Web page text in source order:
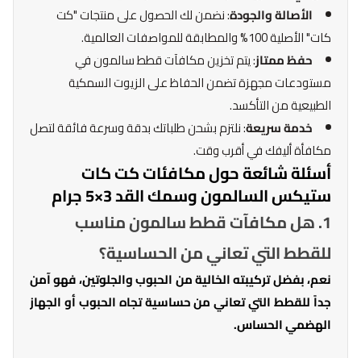
الأصالة والجودة: نضمن لك الحصول على منتجات "كت
كات" الأصلية 100% والمطابقة للمواصفات العالمية.
حفظ ممتاز: يتم تخزين مكافآت قطط سالمون في
مستودعات مجهزة تضمن الحفاظ على الزيوت السمكية
الطبيعية من التأكسد.
خدمة سريعة: نلتزم بشحن طلباتك بدقة وسرعة فائقة لتصل
مكافأة أليفك في أقرب وقت.
أسئلة شائعة حول مكافئات كت كات
ستيكس السالمون وسمك القد 3×5 جرام
1. هل مكافآت قطط سالمون مناسب
للقطط التي تعاني من الحساسية؟
نعم، بفضل تركيبته الخالية من الحبوب والجلوتين، فهو آمن
جداً للقطط التي تعاني من حساسية تجاه الحبوب أو الجهاز
الهضمي الحساس.